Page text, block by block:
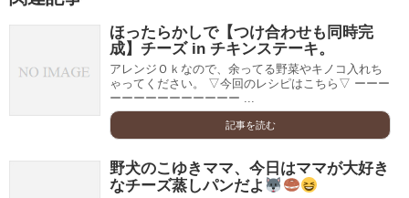
ほったらかしで【つけ合わせも同時完
成】チーズ in チキンステーキ。
アレンジＯｋなので、余ってる野菜やキノコ入れち
ゃってください。 ▽今回のレシピはこちら▽ ーーー
ーーーーーーーーーーー ...
記事を読む
野犬のこゆきママ、今日はママが大好き
なチーズ蒸しパンだよ